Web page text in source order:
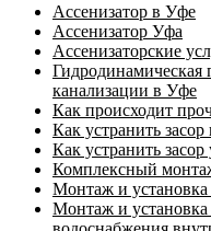
Ассенизатор в Уфе
Ассенизатор Уфа
Ассенизаторские
Гидродинамическая
канализации в Уфе
Как происходит
Как устранить
Как устранить
Комплексный
Монтаж и
Монтаж и установка